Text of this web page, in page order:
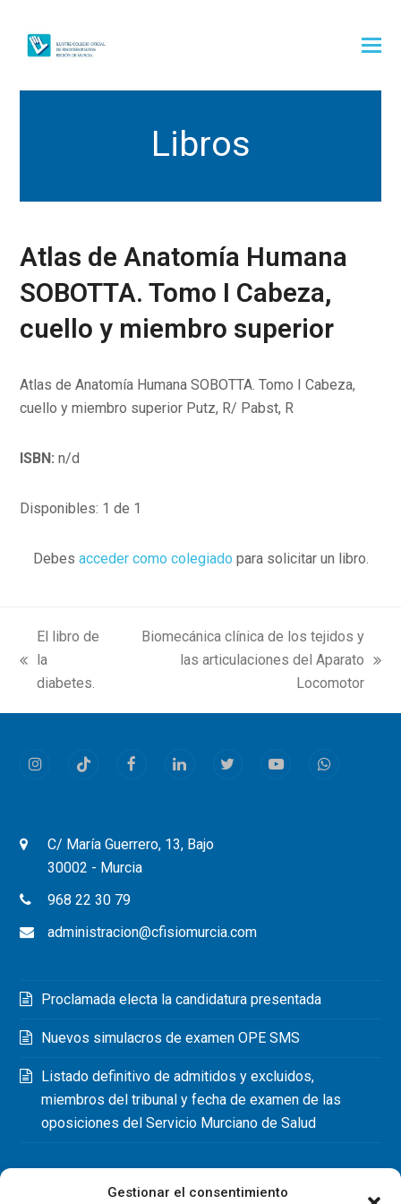
Gestionar el consentimiento
Libros
Atlas de Anatomía Humana
SOBOTTA. Tomo I Cabeza,
cuello y miembro superior
Atlas de Anatomía Humana SOBOTTA. Tomo I Cabeza,
cuello y miembro superior Putz, R/ Pabst, R
ISBN: n/d
Disponibles: 1 de 1
Debes acceder como colegiado para solicitar un libro.
previous
post:
El libro de
la
diabetes.
Biomecánica clínica de los tejidos y
las articulaciones del Aparato
Locomotor
InstagramTiktok FacebookLinkedInTwitterYoutubeWhatsapp
C/ María Guerrero, 13, Bajo
30002 - Murcia
968 22 30 79
administracion@cfisiomurcia.com
Proclamada electa la candidatura presentada
Nuevos simulacros de examen OPE SMS
Listado definitivo de admitidos y excluidos,
miembros del tribunal y fecha de examen de las
oposiciones del Servicio Murciano de Salud